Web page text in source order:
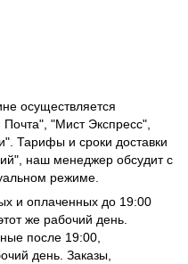
осуществляется
"Мист Экспресс",
Тарифы и сроки доставки
наш менеджер обсудит с
режиме.
и оплаченных до 19:00
же рабочий день.
после 19:00,
день. Заказы,